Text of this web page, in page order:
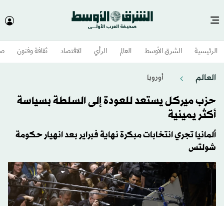
الرئيسية الشرق الأوسط​ العالم الرأي الاقتصاد ثقافة وفنون
العالم أوروبا
حزب ميركل يستعد للعودة إلى السلطة بسياسة
أكثر يمينية
ألمانيا تجري انتخابات مبكرة نهاية فبراير بعد انهيار حكومة
شولتس